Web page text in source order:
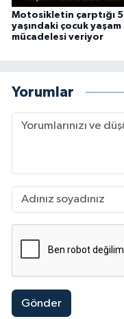
Motosikletin çarptığı 5
yaşındaki çocuk yaşam
mücadelesi veriyor
Yorumlar
Gönder